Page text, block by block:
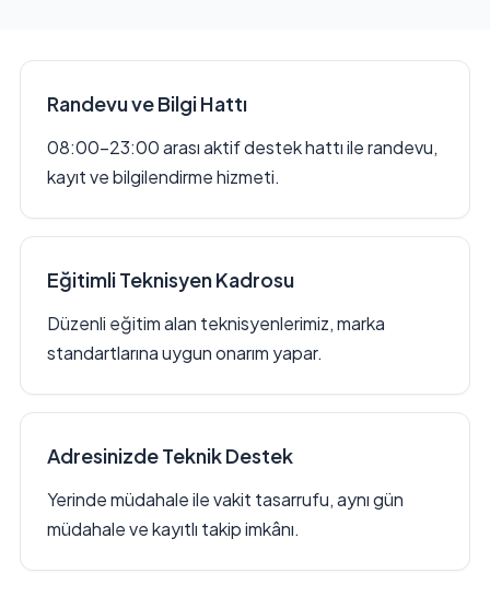
Randevu ve Bilgi Hattı
08:00–23:00 arası aktif destek hattı ile randevu,
kayıt ve bilgilendirme hizmeti.
Eğitimli Teknisyen Kadrosu
Düzenli eğitim alan teknisyenlerimiz, marka
standartlarına uygun onarım yapar.
Adresinizde Teknik Destek
Yerinde müdahale ile vakit tasarrufu, aynı gün
müdahale ve kayıtlı takip imkânı.